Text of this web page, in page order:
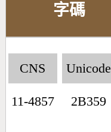
字碼
CNS
11-4857
Unicode
2B359